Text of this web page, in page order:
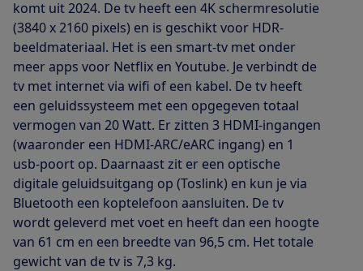
komt uit 2024. De tv heeft een 4K schermresolutie
(3840 x 2160 pixels) en is geschikt voor HDR-
beeldmateriaal. Het is een smart-tv met onder
meer apps voor Netflix en Youtube. Je verbindt de
tv met internet via wifi of een kabel. De tv heeft
een geluidssysteem met een opgegeven totaal
vermogen van 20 Watt. Er zitten 3 HDMI-ingangen
(waaronder een HDMI-ARC/eARC ingang) en 1
usb-poort op. Daarnaast zit er een optische
digitale geluidsuitgang op (Toslink) en kun je via
Bluetooth een koptelefoon aansluiten. De tv
wordt geleverd met voet en heeft dan een hoogte
van 61 cm en een breedte van 96,5 cm. Het totale
gewicht van de tv is 7,3 kg.